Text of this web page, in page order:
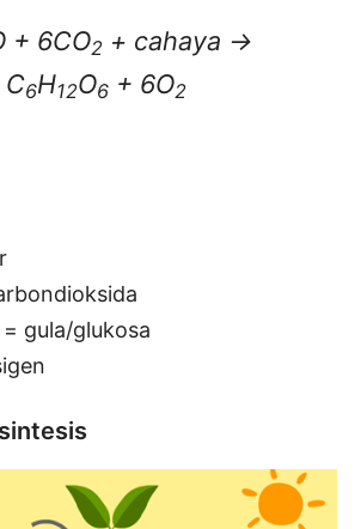
+ 6CO2+ cahaya →
C6H12O6 + 6O2
= gula/glukosa